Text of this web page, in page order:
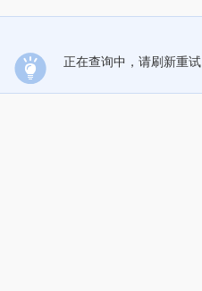
正在查询中，请刷新重试